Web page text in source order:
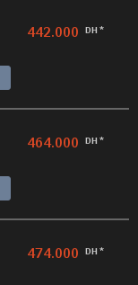
442.000 DH *
464.000 DH *
474.000 DH *